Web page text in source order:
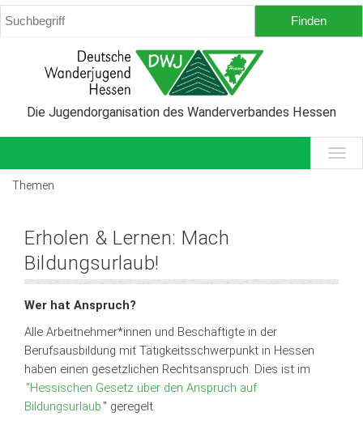
Die Jugendorganisation des Wanderverbandes Hessen
Themen
Erholen & Lernen: Mach
Bildungsurlaub!
Wer hat Anspruch?
Alle Arbeitnehmer*innen und Beschäftigte in der
Berufsausbildung mit Tätigkeitsschwerpunkt in Hessen
haben einen gesetzlichen Rechtsanspruch. Dies ist im
"Hessischen Gesetz über den Anspruch auf
Bildungsurlaub " geregelt.